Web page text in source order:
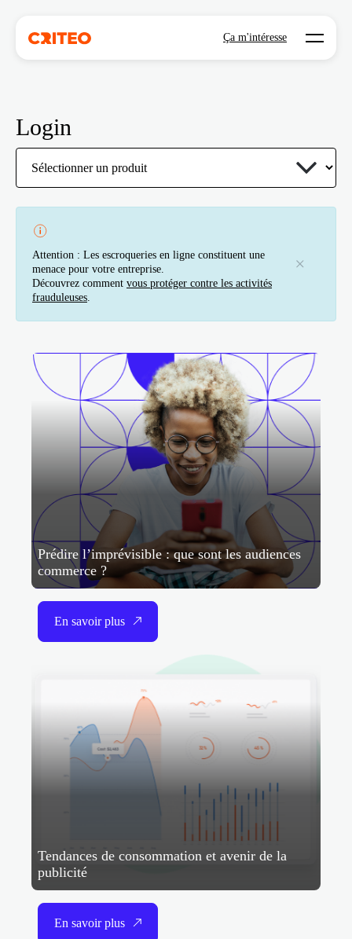
Ça m'intéresse Open
Login
Attention : Les escroqueries en ligne constituent une
menace pour votre entreprise.
Découvrez comment vous protéger contre les activités
frauduleuses.
Prédire l’imprévisible : que sont les audiences
commerce ?
En savoir plus
Tendances de consommation et avenir de la
publicité
En savoir plus